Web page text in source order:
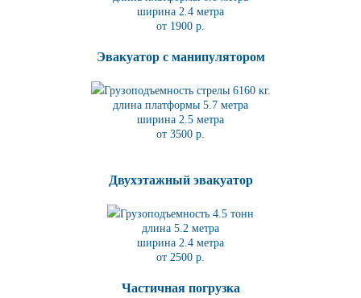
ширина 2.4 метра
от 1900 р.
Эвакуатор с манипулятором
Грузоподъемность стрелы 6160 кг.
длина платформы 5.7 метра
ширина 2.5 метра
от 3500 р.
Двухэтажный эвакуатор
Грузоподъемность 4.5 тонн
длина 5.2 метра
ширина 2.4 метра
от 2500 р.
Частичная погрузка